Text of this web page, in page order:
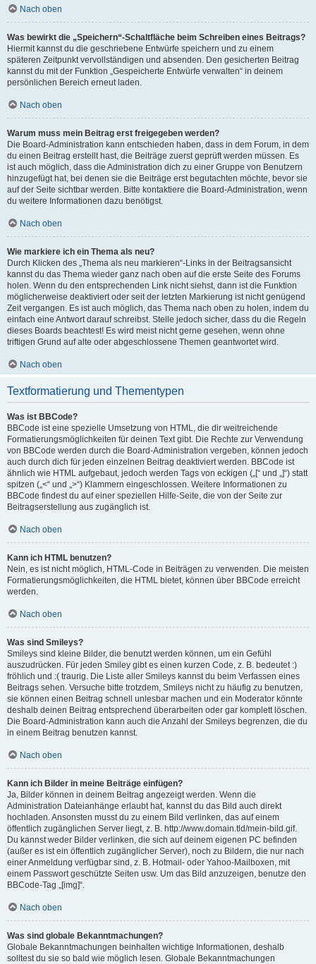
Nach oben
Was bewirkt die „Speichern“-Schaltfläche beim Schreiben eines Beitrags?
Hiermit kannst du die geschriebene Entwürfe speichern und zu einem
späteren Zeitpunkt vervollständigen und absenden. Den gesicherten Beitrag
kannst du mit der Funktion „Gespeicherte Entwürfe verwalten“ in deinem
persönlichen Bereich erneut laden.
Nach oben
Warum muss mein Beitrag erst freigegeben werden?
Die Board-Administration kann entschieden haben, dass in dem Forum, in dem
du einen Beitrag erstellt hast, die Beiträge zuerst geprüft werden müssen. Es
ist auch möglich, dass die Administration dich zu einer Gruppe von Benutzern
hinzugefügt hat, bei denen sie die Beiträge erst begutachten möchte, bevor sie
auf der Seite sichtbar werden. Bitte kontaktiere die Board-Administration, wenn
du weitere Informationen dazu benötigst.
Nach oben
Wie markiere ich ein Thema als neu?
Durch Klicken des „Thema als neu markieren“-Links in der Beitragsansicht
kannst du das Thema wieder ganz nach oben auf die erste Seite des Forums
holen. Wenn du den entsprechenden Link nicht siehst, dann ist die Funktion
möglicherweise deaktiviert oder seit der letzten Markierung ist nicht genügend
Zeit vergangen. Es ist auch möglich, das Thema nach oben zu holen, indem du
einfach eine Antwort darauf schreibst. Stelle jedoch sicher, dass du die Regeln
dieses Boards beachtest! Es wird meist nicht gerne gesehen, wenn ohne
triftigen Grund auf alte oder abgeschlossene Themen geantwortet wird.
Nach oben
Textformatierung und Thementypen
Was ist BBCode?
BBCode ist eine spezielle Umsetzung von HTML, die dir weitreichende
Formatierungsmöglichkeiten für deinen Text gibt. Die Rechte zur Verwendung
von BBCode werden durch die Board-Administration vergeben, können jedoch
auch durch dich für jeden einzelnen Beitrag deaktiviert werden. BBCode ist
ähnlich wie HTML aufgebaut, jedoch werden Tags von eckigen („[“ und „]“) statt
spitzen („<“ und „>“) Klammern eingeschlossen. Weitere Informationen zu
BBCode findest du auf einer speziellen Hilfe-Seite, die von der Seite zur
Beitragserstellung aus zugänglich ist.
Nach oben
Kann ich HTML benutzen?
Nein, es ist nicht möglich, HTML-Code in Beiträgen zu verwenden. Die meisten
Formatierungsmöglichkeiten, die HTML bietet, können über BBCode erreicht
werden.
Nach oben
Was sind Smileys?
Smileys sind kleine Bilder, die benutzt werden können, um ein Gefühl
auszudrücken. Für jeden Smiley gibt es einen kurzen Code, z. B. bedeutet :)
fröhlich und :( traurig. Die Liste aller Smileys kannst du beim Verfassen eines
Beitrags sehen. Versuche bitte trotzdem, Smileys nicht zu häufig zu benutzen,
sie können einen Beitrag schnell unlesbar machen und ein Moderator könnte
deshalb deinen Beitrag entsprechend überarbeiten oder gar komplett löschen.
Die Board-Administration kann auch die Anzahl der Smileys begrenzen, die du
in einem Beitrag benutzen kannst.
Nach oben
Kann ich Bilder in meine Beiträge einfügen?
Ja, Bilder können in deinem Beitrag angezeigt werden. Wenn die
Administration Dateianhänge erlaubt hat, kannst du das Bild auch direkt
hochladen. Ansonsten musst du zu einem Bild verlinken, das auf einem
öffentlich zugänglichen Server liegt, z. B. http://www.domain.tld/mein-bild.gif.
Du kannst weder Bilder verlinken, die sich auf deinem eigenen PC befinden
(außer es ist ein öffentlich zugänglicher Server), noch zu Bildern, die nur nach
einer Anmeldung verfügbar sind, z. B. Hotmail- oder Yahoo-Mailboxen, mit
einem Passwort geschützte Seiten usw. Um das Bild anzuzeigen, benutze den
BBCode-Tag „[img]“.
Nach oben
Was sind globale Bekanntmachungen?
Globale Bekanntmachungen beinhalten wichtige Informationen, deshalb
solltest du sie so bald wie möglich lesen. Globale Bekanntmachungen